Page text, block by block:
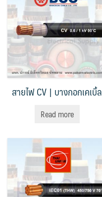
สายไฟ CV | บางกอกเคเบิ้ล
Read more